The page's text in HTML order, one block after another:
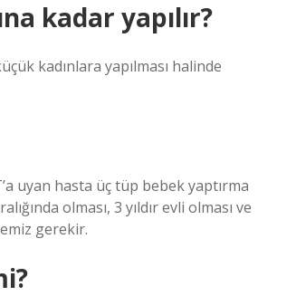
kadar yapılır?
kadınlara yapılması halinde
uyan hasta üç tüp bebek yaptırma
olması, 3 yıldır evli olması ve
gerekir.